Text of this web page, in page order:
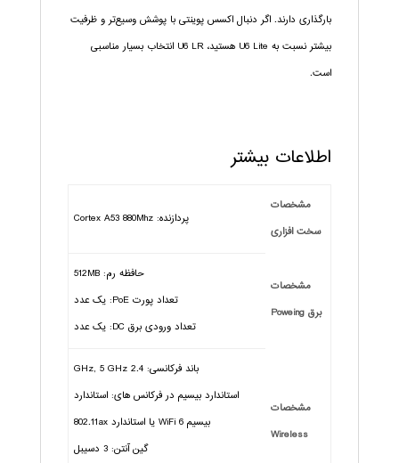
بارگذاری دارند. اگر دنبال اکسس پوینتی با پوشش وسیع‌تر و ظرفیت
بیشتر نسبت به U6 Lite هستید، U6 LR انتخاب بسیار مناسبی
است.
اطلاعات بیشتر
مشخصات
سخت افزاری
پردازنده: Cortex A53 880Mhz
مشخصات
برق Poweing
حافظه رم: 512MB
تعداد پورت PoE: یک عدد
تعداد ورودی برق DC: یک عدد
مشخصات
Wireless
باند فرکانسی: 2.4 GHz, 5 GHz
استاندارد بیسیم در فرکانس های: استاندارد
بیسیم WiFi 6 یا استاندارد 802.11ax
گین آنتن: 3 دسیبل